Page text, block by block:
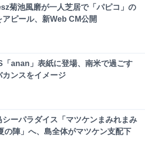
菊池風磨が一人芝居で「パピコ」の
アピール、新Web CM公開
「anan」表紙に登場、南米で過ごす
カンスをイメージ
シーパラダイス「マツケンまみれまみ
の陣」へ、島全体がマツケン支配下